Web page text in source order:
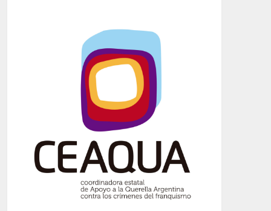
Crímenes del franquismo
(721)
(699)
(607)
neofranquismo
(567)
Justicia Universal
Derechos Humanos
(522)
Nacionalcatolicismo
(514)